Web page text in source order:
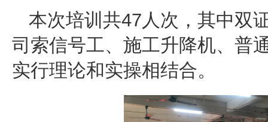
本次培训共47人次，其中双
司索信号工、施工升降机、普
实行理论和实操相结合。